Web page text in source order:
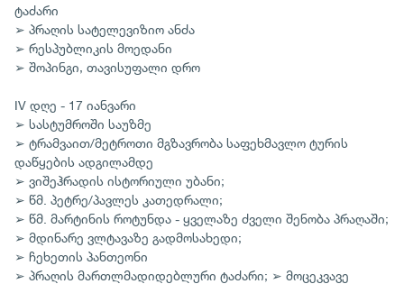
ტაძარი
➢ პრაღის სატელევიზიო ანძა
➢ რესპუბლიკის მოედანი
➢ შოპინგი, თავისუფალი დრო
IV დღე - 17 იანვარი
➢ სასტუმროში საუზმე
➢ ტრამვაით/მეტროთი მგზავრობა საფეხმავლო ტურის
დაწყების ადგილამდე
➢ ვიშეჰრადის ისტორიული უბანი;
➢ წმ. პეტრე/პავლეს კათედრალი;
➢ წმ. მარტინის როტუნდა - ყველაზე ძველი შენობა პრაღაში;
➢ მდინარე ვლტავაზე გადმოსახედი;
➢ ჩეხეთის პანთეონი
➢ პრაღის მართლმადიდებლური ტაძარი; ➢ მოცეკვავე